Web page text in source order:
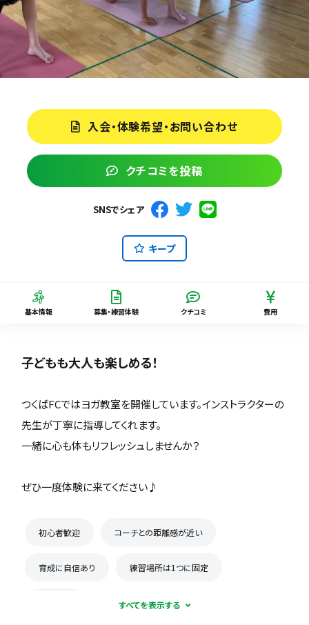
入会・体験希望・お問い合わせ
クチコミを投稿
SNSでシェア
キープ
基本情報 募集・練習体験 クチコミ 費用
子どもも大人も楽しめる！
つくばFCではヨガ教室を開催しています。インストラクターの
先生が丁寧に指導してくれます。
一緒に心も体もリフレッシュしませんか？
ぜひ一度体験に来てください♪
初心者歓迎 コーチとの距離感が近い
育成に自信あり 練習場所は1つに固定